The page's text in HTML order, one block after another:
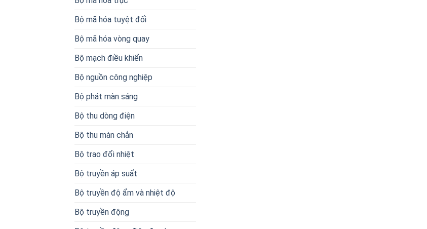
Bộ mã hóa tuyệt đối
Bộ mã hóa vòng quay
Bộ mạch điều khiển
Bộ nguồn công nghiệp
Bộ phát màn sáng
Bộ thu dòng điện
Bộ thu màn chắn
Bộ trao đổi nhiệt
Bộ truyền áp suất
Bộ truyền độ ẩm và nhiệt độ
Bộ truyền động